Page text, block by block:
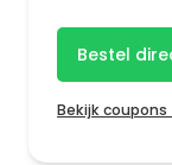
Bestel
Bekijk coupons